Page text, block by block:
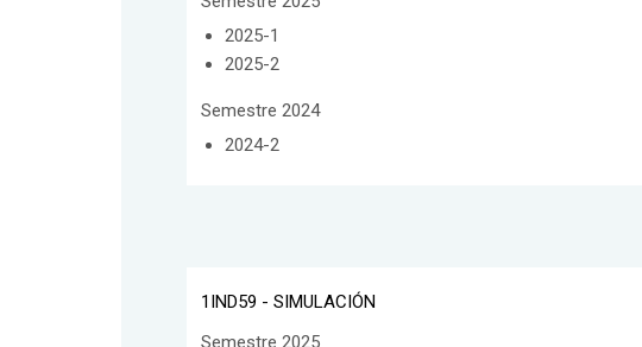
2025-1
2025-2
Semestre 2024
2024-2
1IND59 - SIMULACIÓN
Semestre 2025